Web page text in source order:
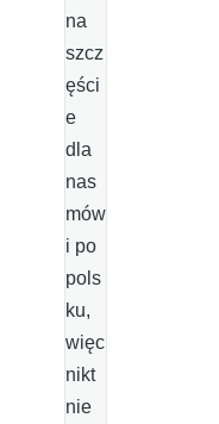
na
szcz
ęści
e
dla
nas
mów
i po
pols
ku,
więc
nikt
nie